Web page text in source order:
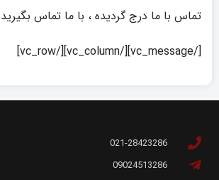
تماس با ما درج گردیده ، با ما تماس
[/vc_message][/vc_column][/vc_row]
021-28423286
09024513286